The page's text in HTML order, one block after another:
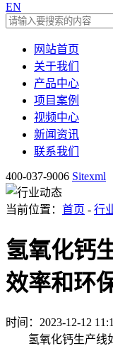
EN
网站首页
关于我们
产品中心
项目案例
视频中心
新闻资讯
联系我们
400-037-9006 Sitexml
当前位置： 首页 - 行
氢氧化钙
效率和环
时间：2023-12-12
氢氧化钙生产线如